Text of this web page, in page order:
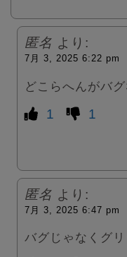
匿名 より:
7月 3, 2025 6:22 pm
どこらへんがバグ
1 1
匿名 より:
7月 3, 2025 6:47 pm
バグじゃなくグ